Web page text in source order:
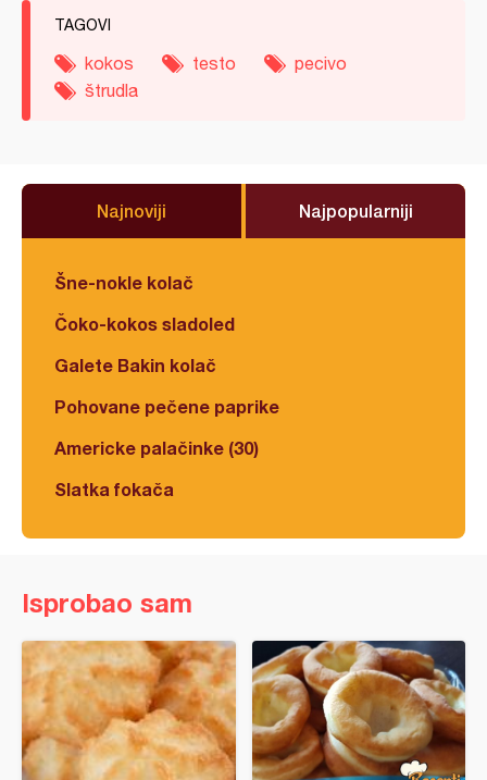
TAGOVI
kokos testo
pecivo
štrudla
Najnoviji Najpopularniji
Šne-nokle kolač
Čoko-kokos sladoled
Galete Bakin kolač
Pohovane pečene paprike
Americke palačinke (30)
Slatka fokača
Isprobao sam